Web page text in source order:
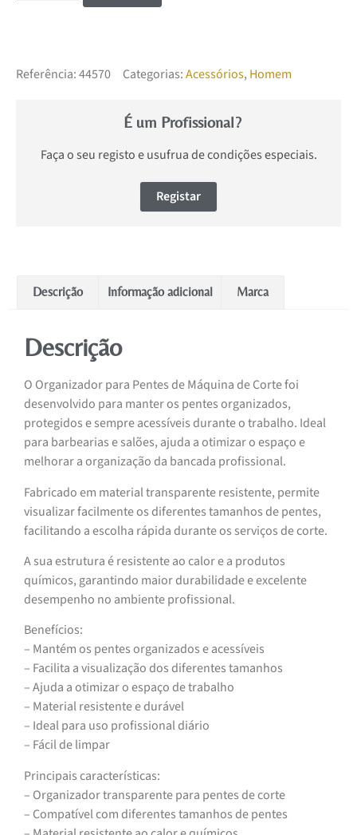
Referência:44570 Categorias:Acessórios, Homem
É um Profissional?
Faça o seu registo e usufrua de condições especiais.
Registar
Descrição Informação adicional Marca
Descrição
O Organizador para Pentes de Máquina de Corte foi
desenvolvido para manter os pentes organizados,
protegidos e sempre acessíveis durante o trabalho. Ideal
para barbearias e salões, ajuda a otimizar o espaço e
melhorar a organização da bancada profissional.
Fabricado em material transparente resistente, permite
visualizar facilmente os diferentes tamanhos de pentes,
facilitando a escolha rápida durante os serviços de corte.
A sua estrutura é resistente ao calor e a produtos
químicos, garantindo maior durabilidade e excelente
desempenho no ambiente profissional.
Benefícios:
– Mantém os pentes organizados e acessíveis
– Facilita a visualização dos diferentes tamanhos
– Ajuda a otimizar o espaço de trabalho
– Material resistente e durável
– Ideal para uso profissional diário
– Fácil de limpar
Principais características:
– Organizador transparente para pentes de corte
– Compatível com diferentes tamanhos de pentes